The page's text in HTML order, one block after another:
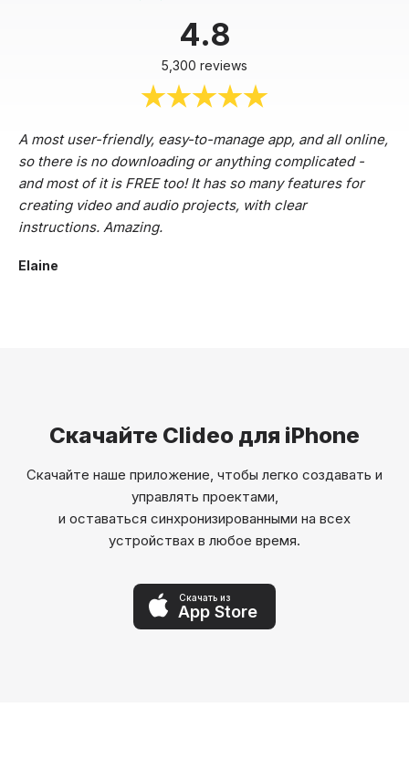
4.8
5,300 reviews
A most user-friendly, easy-to-manage app, and all online,
so there is no downloading or anything complicated -
and most of it is FREE too! It has so many features for
creating video and audio projects, with clear
instructions. Amazing.
Elaine
Скачайте Clideo для iPhone
Скачайте наше приложение, чтобы легко создавать и
управлять проектами,
и оставаться синхронизированными на всех
устройствах в любое время.
Скачать из
App Store